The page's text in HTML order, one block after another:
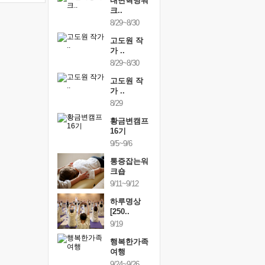
크..
8/29~8/30
고도원 작
가 ..
8/29~8/30
고도원 작
가 ..
8/29
황금변캠프
16기
9/5~9/6
통증잡는워
크숍
9/11~9/12
하루명상
[250..
9/19
행복한가족
여행